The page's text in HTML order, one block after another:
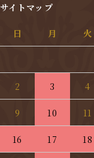
サイトマップ
日 月 火
2 3 4
9 10 11
16 17 18